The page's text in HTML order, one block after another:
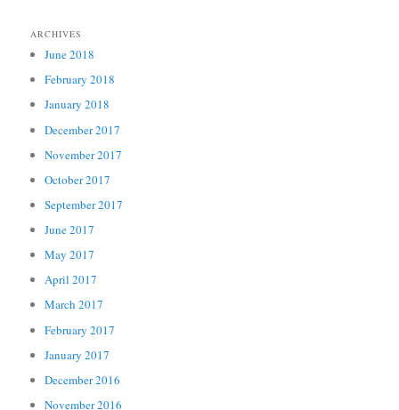
ARCHIVES
June 2018
February 2018
January 2018
December 2017
November 2017
October 2017
September 2017
June 2017
May 2017
April 2017
March 2017
February 2017
January 2017
December 2016
November 2016